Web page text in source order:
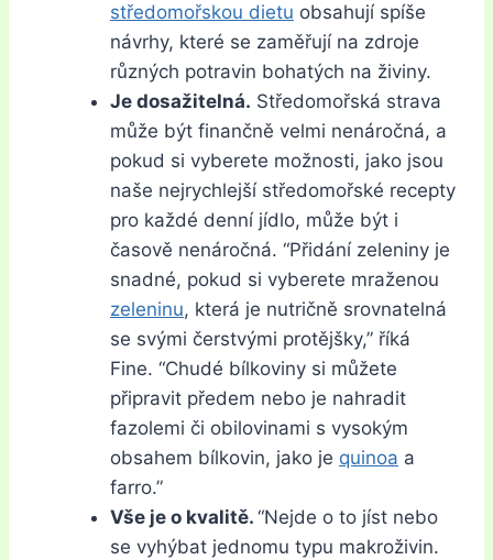
středomořskou dietu obsahují spíše
návrhy, které se zaměřují na zdroje
různých potravin bohatých na živiny.
Je dosažitelná. Středomořská strava
může být finančně velmi nenáročná, a
pokud si vyberete možnosti, jako jsou
naše nejrychlejší středomořské recepty
pro každé denní jídlo, může být i
časově nenáročná. “Přidání zeleniny je
snadné, pokud si vyberete mraženou
zeleninu, která je nutričně srovnatelná
se svými čerstvými protějšky,” říká
Fine. “Chudé bílkoviny si můžete
připravit předem nebo je nahradit
fazolemi či obilovinami s vysokým
obsahem bílkovin, jako je quinoa a
farro.”
Vše je o kvalitě. “Nejde o to jíst nebo
se vyhýbat jednomu typu makroživin.